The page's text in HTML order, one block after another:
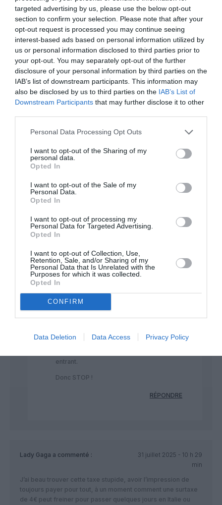
targeted advertising by us, please use the below opt-out
section to confirm your selection. Please note that after your
opt-out request is processed you may continue seeing
interest-based ads based on personal information utilized by
us or personal information disclosed to third parties prior to
your opt-out. You may separately opt-out of the further
disclosure of your personal information by third parties on the
IAB’s list of downstream participants. This information may
also be disclosed by us to third parties on the IAB’s List of
Downstream Participants that may further disclose it to other
Personal Data Processing Opt Outs
I want to opt-out of the Sharing of my
personal data.
Opted In
I want to opt-out of the Sale of my
Personal Data.
Opted In
I want to opt-out of processing my
Personal Data for Targeted Advertising.
Opted In
I want to opt-out of Collection, Use,
Retention, Sale, and/or Sharing of my
Personal Data that Is Unrelated with the
Purposes for which it was collected.
Opted In
CONFIRM
Data Deletion Data Access Privacy Policy
pour avoir la compagnie Irlandaise à
Marignane
Ryanair reçoit bien plus que ce qu il
apporte dans tous les aéroports qu il
parasite
RÉPONDRE
Le toulousnaina
commenté :
8 août 2025 -
19 h 16 min
Pour compléter le portrait de cet
possède une licence taxi lui
permettant d’emprunter les
Dublin à son bureau de
dans ce casa commenté
:
12 août 2025 - 15 h
“Les « subventions » (en regard du chiffre
d’affaires elles sont infimes),”
Dans ce cas, il peut donc s en passer ! Ras
chaque billet d avion pour que certains
partent en vacances. Et il faut le
entrant.
Donc STOP !
RÉPONDRE
Lady Gaga a commenté :
31 juillet 2025 - 10 h 29
min
J’ai beau trouver cette taxe stupide, avoir l’impression de
toujours payer pour tout, à un moment comment une surtaxe
de 4€ peut freiner pour passer quelques jours en Italie ou